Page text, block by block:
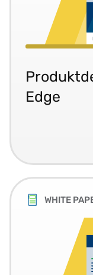
Edge
WHITE